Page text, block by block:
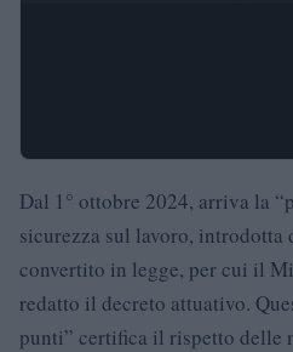
Dal 1° ottobre 2024, arriva la
sicurezza sul lavoro, introdotta
convertito in legge, per cui il
redatto il decreto attuativo.
punti” certifica il rispetto delle